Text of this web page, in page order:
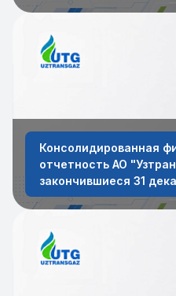
Консолидированная
отчетность АО
закончившиеся 31